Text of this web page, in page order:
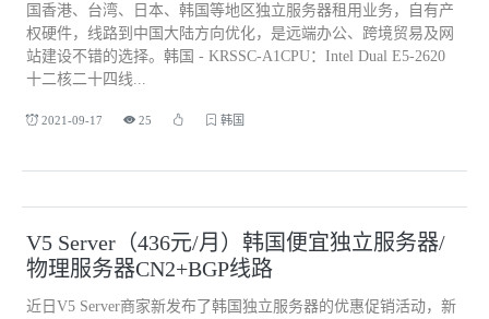
国香港、台湾、日本、韩国等地区独立服务器租用业务，自有产
权硬件，线路到中国大陆方向优化，是远端办公、跨境贸易及网
站建设不错的选择。韩国 - KRSSC-A1CPU：Intel Dual E5-2620
十二核二十四线...
2021-09-17 25 韩国
V5 Server（436元/月）韩国便宜独立服务器/
物理服务器CN2+BGP线路
近日V5 Server商家新发布了韩国独立服务器的优惠促销活动，新